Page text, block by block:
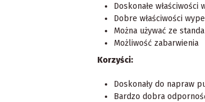
Doskonałe
Dobre właściwości
Można używać ze
Możliwość zabarwienia
Korzyści:
Doskonały do napraw
Bardzo dobra